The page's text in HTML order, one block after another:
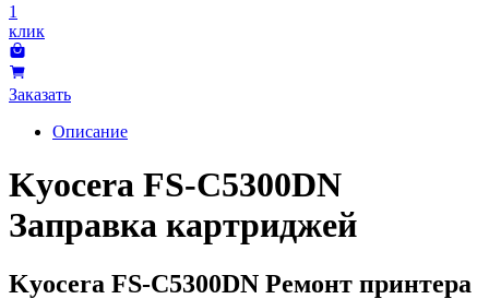
1
клик
Заказать
Описание
Kyocera FS-C5300DN
Заправка картриджей
Kyocera FS-C5300DN Ремонт принтера